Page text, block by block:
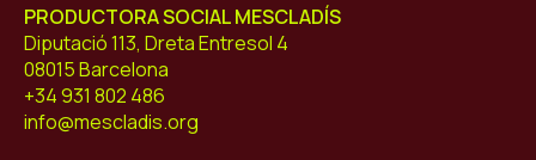
PRODUCTORA SOCIAL MESCLADÍS
Diputació 113, Dreta Entresol 4
08015 Barcelona
+34 931 802 486
info@mescladis.org